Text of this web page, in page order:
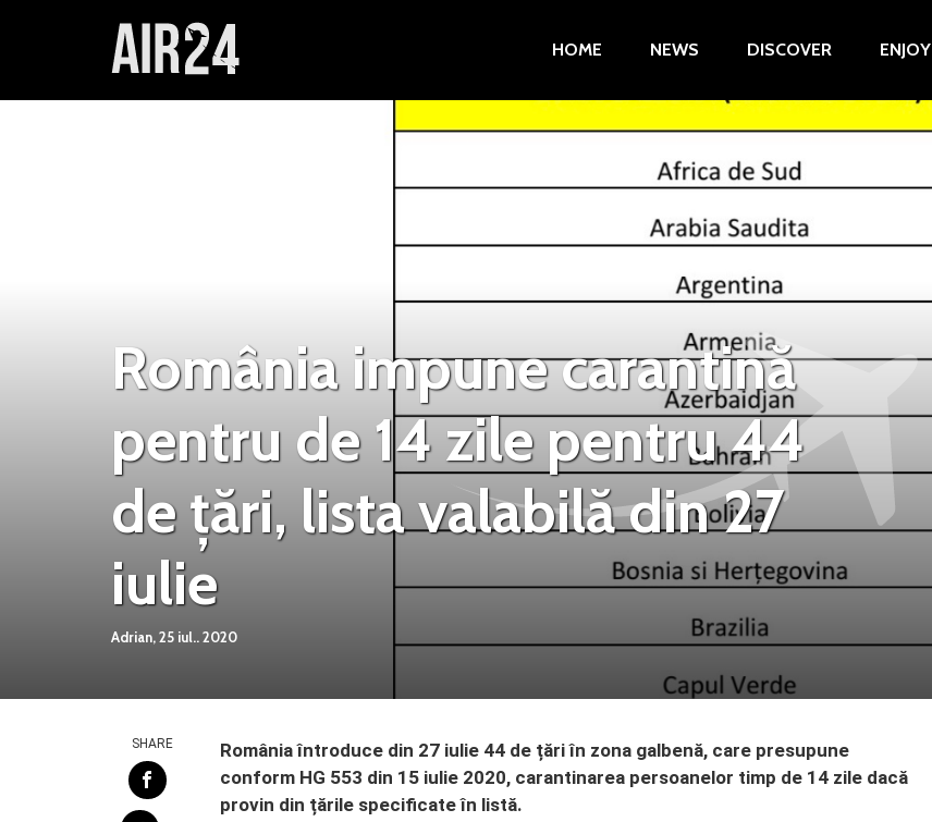
HOME NEWS DISCOVER ENJOY
România impune carantină
pentru de 14 zile pentru 44
de țări, lista valabilă din 27
iulie
Adrian,25 iul.. 2020
România întroduce din 27 iulie 44 de țări în zona galbenă, care presupune
conform HG 553 din 15 iulie 2020, carantinarea persoanelor timp de 14 zile dacă
provin din țările specificate în listă.
SHARE